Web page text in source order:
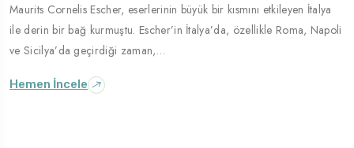
Maurits Cornelis Escher, eserlerinin büyük bir kısmını etkileyen İtalya
ile derin bir bağ kurmuştu. Escher’in İtalya’da, özellikle Roma, Napoli
ve Sicilya’da geçirdiği zaman,…
Hemen İncele